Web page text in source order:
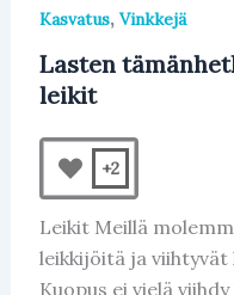
Kasvatus, Vinkkejä
Lasten
leikit
+2
Leikit Meillä
leikkijöitä ja
Kuopus ei vielä